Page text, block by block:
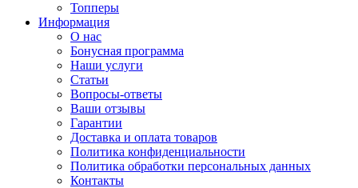
Топперы
Информация
О нас
Бонусная программа
Наши услуги
Статьи
Вопросы-ответы
Ваши отзывы
Гарантии
Доставка и оплата товаров
Политика конфиденциальности
Политика обработки персональных данных
Контакты